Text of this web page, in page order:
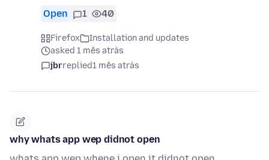
Open 1 40
Firefox
Installation and updates
asked 1 mês atrás
jbrreplied1 mês atrás
why whats app wep didnot open